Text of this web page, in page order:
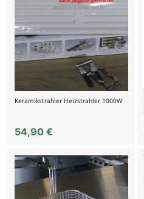
Keramikstrahler Heizstrahler 1000W
54,90 €